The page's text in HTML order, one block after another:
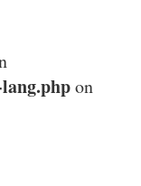
on